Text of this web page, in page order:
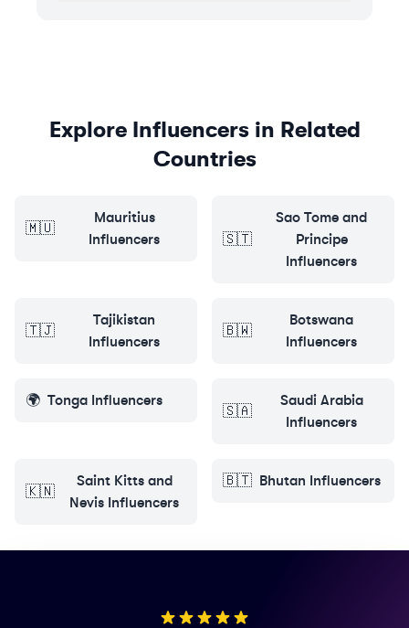
Explore Influencers in Related
Countries
🇲🇺
Mauritius
Influencers
🇸🇹
Sao Tome and
Principe
Influencers
🇹🇯
Tajikistan
Influencers
🇧🇼
Botswana
Influencers
🌍 Tonga Influencers
🇸🇦
Saudi Arabia
Influencers
🇰🇳
Saint Kitts and
Nevis Influencers
🇧🇹 Bhutan Influencers